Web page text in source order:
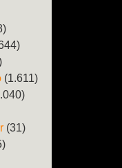
(1.611)
(31)